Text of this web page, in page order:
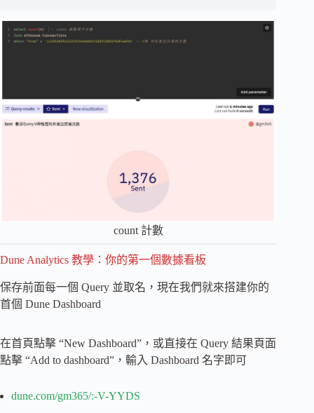
count 計數
Dune Analytics 教學：你的第一個數據看板
保存前面每一個 Query 並取名，現在我們就來搭建你的
首個 Dune Dashboard
在首頁點擊 “New Dashboard”，或直接在 Query 結果頁面
點擊 “Add to dashboard”，輸入 Dashboard 名字即可
dune.com/gm365/:-V-YYDS